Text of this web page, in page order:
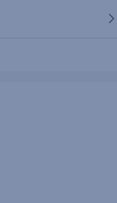
postinumero